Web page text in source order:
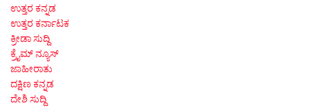
ಉತ್ತರ ಕನ್ನಡ
ಉತ್ತರ ಕರ್ನಾಟಕ
ಕ್ರೀಡಾ ಸುದ್ದಿ
ಕ್ರೈಮ್ ನ್ಯೂಸ್
ಜಾಹೀರಾತು
ದಕ್ಷಿಣ ಕನ್ನಡ
ದೇಶಿ ಸುದ್ದಿ